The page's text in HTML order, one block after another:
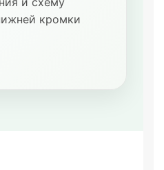
кромки